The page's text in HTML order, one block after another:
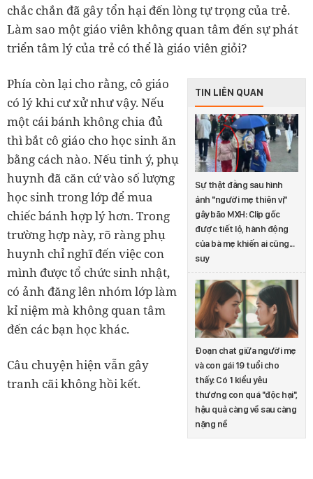
chắc chắn đã gây tổn hại đến lòng tự trọng của trẻ.
Làm sao một giáo viên không quan tâm đến sự phát
triển tâm lý của trẻ có thể là giáo viên giỏi?
TIN LIÊN QUAN
Sự thật đằng sau hình
ảnh "người mẹ thiên vị"
gây bão MXH: Clip gốc
được tiết lộ, hành động
của bà mẹ khiến ai cũng...
suy
Đoạn chat giữa người mẹ
và con gái 19 tuổi cho
thấy: Có 1 kiểu yêu
thương con quá "độc hại",
hậu quả càng về sau càng
nặng nề
Phía còn lại cho rằng, cô giáo
có lý khi cư xử như vậy. Nếu
một cái bánh không chia đủ
thì bắt cô giáo cho học sinh ăn
bằng cách nào. Nếu tinh ý, phụ
huynh đã căn cứ vào số lượng
học sinh trong lớp để mua
chiếc bánh hợp lý hơn. Trong
trường hợp này, rõ ràng phụ
huynh chỉ nghĩ đến việc con
mình được tổ chức sinh nhật,
có ảnh đăng lên nhóm lớp làm
kỉ niệm mà không quan tâm
đến các bạn học khác.
Câu chuyện hiện vẫn gây
tranh cãi không hồi kết.